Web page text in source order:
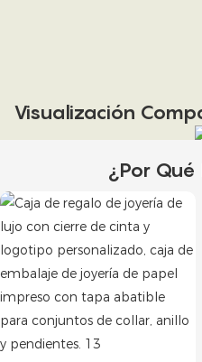
Visualización
¿Por Qué